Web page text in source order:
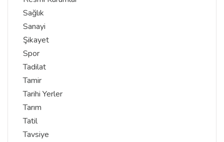
Sağlık
Sanayi
Şikayet
Spor
Tadilat
Tamir
Tarihi Yerler
Tarım
Tatil
Tavsiye